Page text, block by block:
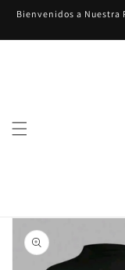
directamente
Bienvenidos a Nuestra
directamente
a la
información
del producto